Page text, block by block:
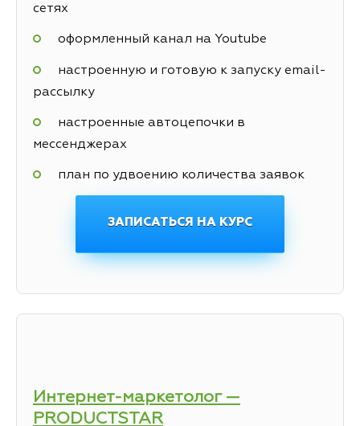
сетях
оформленный канал на Youtube
настроенную и готовую к запуску email-
рассылку
настроенные автоцепочки в
мессенджерах
план по удвоению количества заявок
ЗАПИСАТЬСЯ НА КУРС
Интернет-маркетолог —
PRODUCTSTAR